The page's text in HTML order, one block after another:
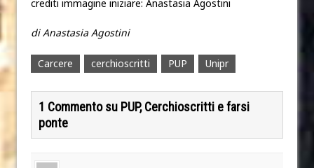
crediti immagine iniziare: Anastasia Agostini
di Anastasia Agostini
Carcere cerchioscritti PUP Unipr
1 Commento su PUP, Cerchioscritti e farsi
ponte